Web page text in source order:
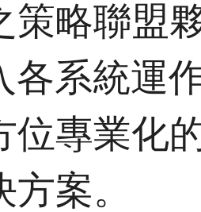
策略聯盟
各系統運
位專業化
案。